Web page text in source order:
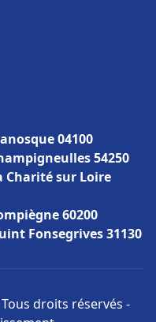
04100
54250
Charité sur Loire
60200
Fonsegrives 31130
droits réservés -